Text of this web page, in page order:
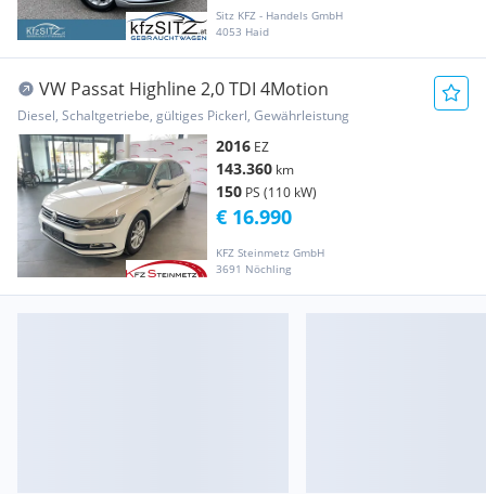
Sitz KFZ - Handels GmbH
4053 Haid
VW Passat Highline 2,0 TDI 4Motion
Diesel, Schaltgetriebe, gültiges Pickerl, Gewährleistung
2016 EZ
143.360 km
150 PS (110 kW)
KFZ Steinmetz GmbH
3691 Nöchling
€ 16.990